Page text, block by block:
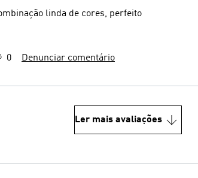
linda de cores, perfeito
0 Denunciar comentário
Ler mais avaliações